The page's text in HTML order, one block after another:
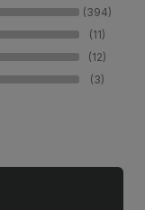
(394)
(11)
(12)
(3)